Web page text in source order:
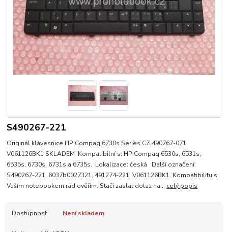
S490267-221
Originál klávesnice HP Compaq 6730s Series CZ 490267-071
V061126BK1 SKLADEM Kompatibilní s: HP Compaq 6530s, 6531s,
6535s, 6730s, 6731s a 6735s. Lokalizace: česká Další označení:
S490267-221, 6037b0027321, 491274-221, V061126BK1. Kompatibilitu s
Vaším notebookem rád ověřím. Stačí zaslat dotaz na... celý popis
Dostupnost Není skladem